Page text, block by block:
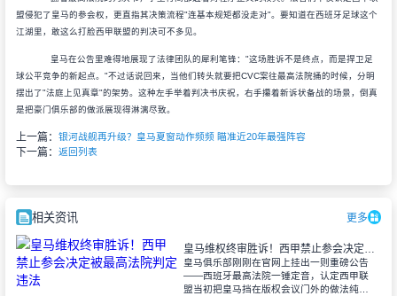
盟侵犯了皇马的参会权，更直指其决策流程"连基本规矩都没走对"。要知道在西班牙足球这个
江湖里，敢这么打脸西甲联盟的判决可不多见。
皇马在公告里难得地展现了法律团队的犀利笔锋："这场胜诉不是终点，而是捍卫足
球公平竞争的新起点。"不过话说回来，当他们转头就要把CVC案往最高法院捅的时候，分明
摆出了"法庭上见真章"的架势。这种左手举着判决书庆祝，右手攥着新诉状备战的场景，倒真
是把豪门俱乐部的做派展现得淋漓尽致。
上一篇： 银河战舰再升级？皇马夏窗动作频频 瞄准近20年最强阵容
下一篇： 返回列表
相关资讯 更多
皇马维权终审胜诉！西甲禁止参会决定被最高法院判定违法
皇马俱乐部刚刚在官网上挂出一则重磅公告
——西班牙最高法院一锤定音，认定西甲联
盟当初把皇马挡在版权会议门外的做法纯属